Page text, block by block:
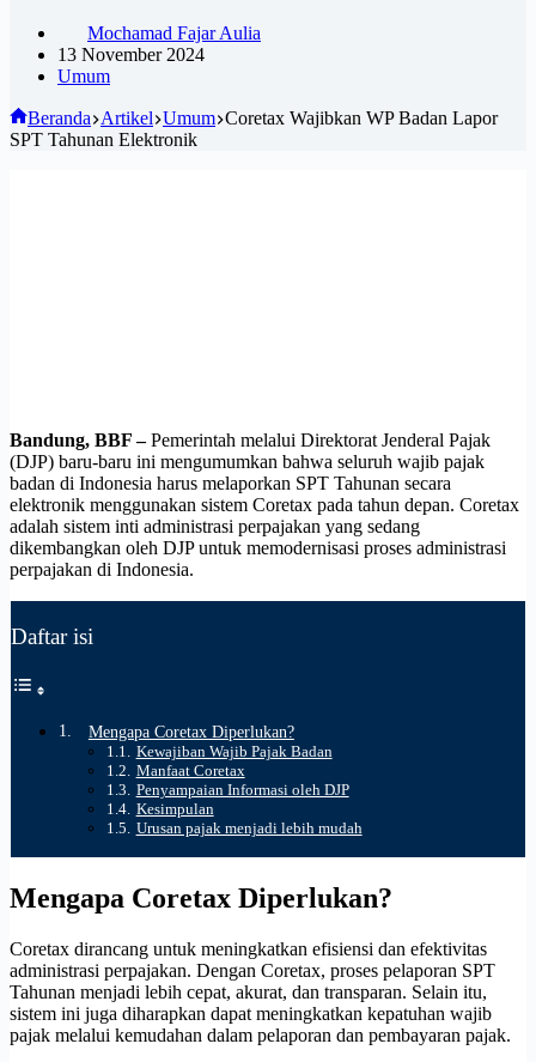
Mochamad Fajar Aulia
13 November 2024
Umum
Beranda Artikel Umum Coretax Wajibkan WP Badan Lapor
SPT Tahunan Elektronik
Bandung, BBF –Pemerintah melalui Direktorat Jenderal Pajak
(DJP) baru-baru ini mengumumkan bahwa seluruh wajib pajak
badan di Indonesia harus melaporkan SPT Tahunan secara
elektronik menggunakan sistem Coretax pada tahun depan. Coretax
adalah sistem inti administrasi perpajakan yang sedang
dikembangkan oleh DJP untuk memodernisasi proses administrasi
perpajakan di Indonesia.
Daftar isi
Mengapa Coretax Diperlukan?
Kewajiban Wajib Pajak Badan
Manfaat Coretax
Penyampaian Informasi oleh DJP
Kesimpulan
Urusan pajak menjadi lebih mudah
Mengapa Coretax Diperlukan?
Coretax dirancang untuk meningkatkan efisiensi dan efektivitas
administrasi perpajakan. Dengan Coretax, proses pelaporan SPT
Tahunan menjadi lebih cepat, akurat, dan transparan. Selain itu,
sistem ini juga diharapkan dapat meningkatkan kepatuhan wajib
pajak melalui kemudahan dalam pelaporan dan pembayaran pajak.